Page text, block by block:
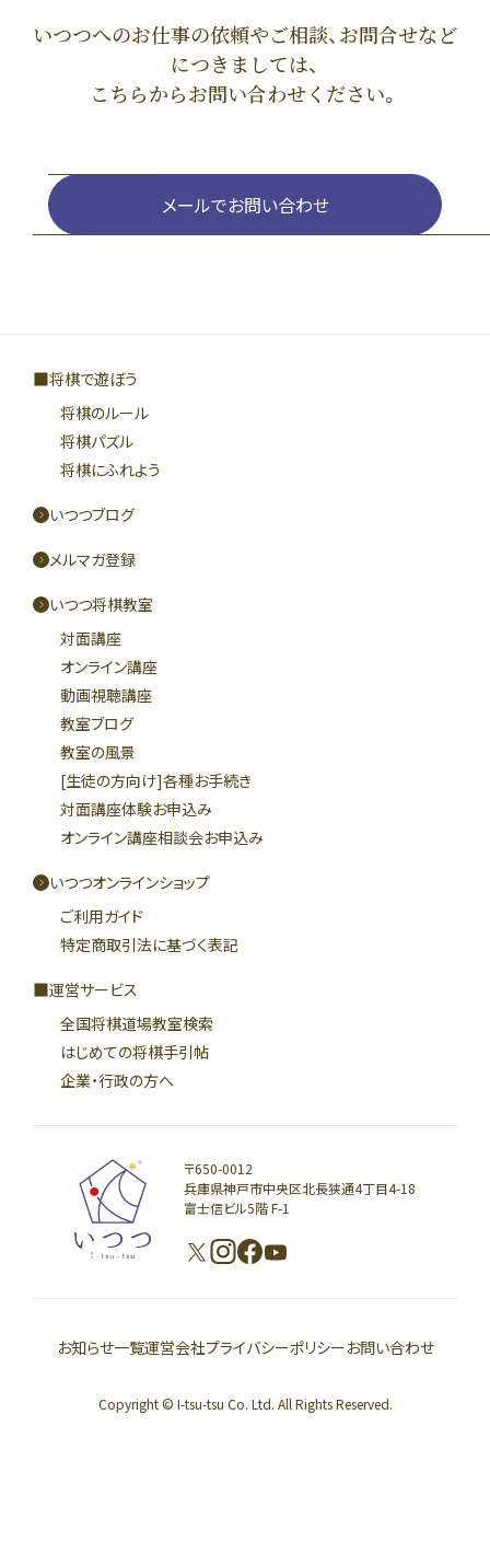
いつつへのお仕事の依頼やご相談、お問合せなど
につきましては、
こちらからお問い合わせください。
メールでお問い合わせ
〒650-0012
兵庫県神戸市中央区北長狭通4丁目4-18
富士信ビル5階 F-1
将棋で遊ぼう
将棋のルール
将棋パズル
将棋にふれよう
いつつブログ
メルマガ登録
いつつ将棋教室
対面講座
オンライン講座
動画視聴講座
教室ブログ
教室の風景
[生徒の方向け]各種お手続き
対面講座体験お申込み
オンライン講座相談会お申込み
いつつオンラインショップ
ご利用ガイド
特定商取引法に基づく表記
運営サービス
全国将棋道場教室検索
はじめての将棋手引帖
企業・行政の方へ
お知らせ一覧運営会社プライバシーポリシーお問い合わせ
Copyright © I-tsu-tsu Co. Ltd. All Rights Reserved.